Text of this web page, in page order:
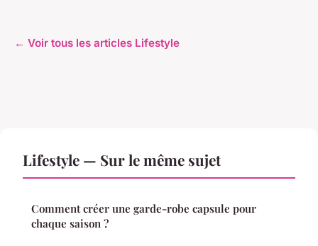
← Voir tous les articles Lifestyle
Lifestyle — Sur le même sujet
Comment créer une garde-robe capsule pour
chaque saison ?